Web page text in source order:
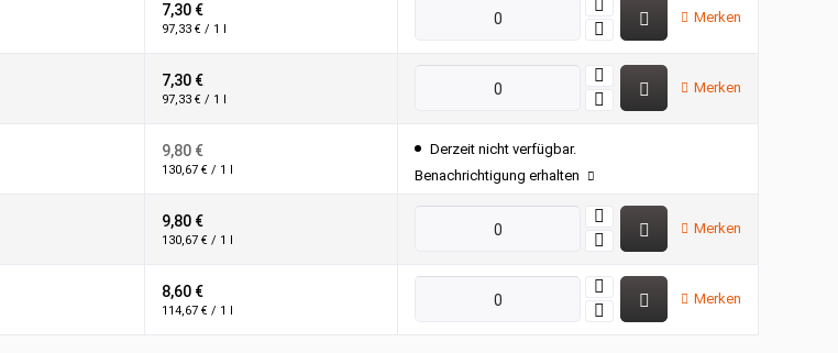
7,30 €
97,33 € / 1 l
Merken
7,30 €
97,33 € / 1 l
Merken
9,80 €
130,67 € / 1 l
Derzeit nicht verfügbar.
Benachrichtigung erhalten
9,80 €
130,67 € / 1 l
Merken
8,60 €
114,67 € / 1 l
Merken